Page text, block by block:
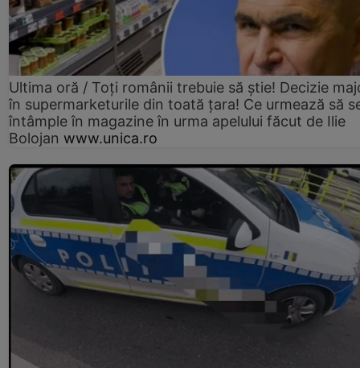
Ultima oră / Toți românii trebuie să știe! Decizie
în supermarketurile din toată țara! Ce urmează să
întâmple în magazine în urma apelului făcut de Ilie
Bolojan www.unica.ro